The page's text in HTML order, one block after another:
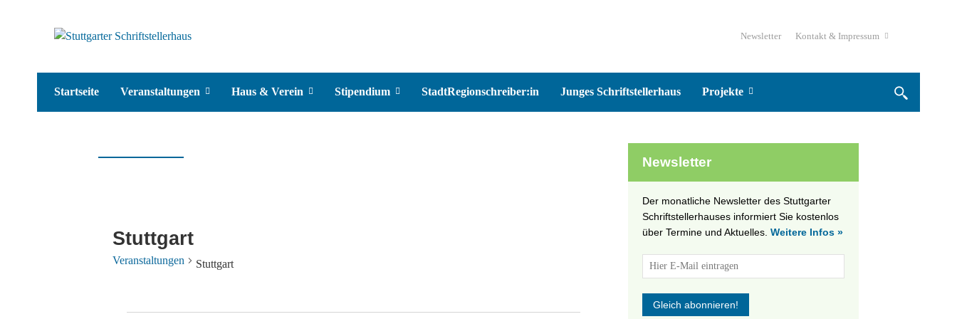
Newsletter Kontakt & Impressum
Startseite Veranstaltungen Haus & Verein Stipendium StadtRegionschreiber:in Junges Schriftstellerhaus Projekte
Stuttgart
Veranstaltungen Stuttgart
Newsletter
Der monatliche Newsletter des Stuttgarter
Schriftstellerhauses informiert Sie kostenlos
über Termine und Aktuelles. Weitere Infos »